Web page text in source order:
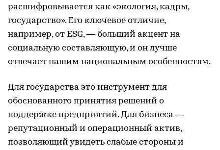
расшифровывается как «экология, кадры,
государство». Его ключевое отличие,
например, от ESG, — больший акцент на
социальную составляющую, и он лучше
отвечает нашим национальным особенностям.
Для государства это инструмент для
обоснованного принятия решений о
поддержке предприятий. Для бизнеса —
репутационный и операционный актив,
позволяющий увидеть слабые стороны и